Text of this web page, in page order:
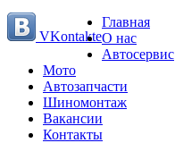
VKontakte
Главная
О нас
Автосервис
Мото
Автозапчасти
Шиномонтаж
Вакансии
Контакты